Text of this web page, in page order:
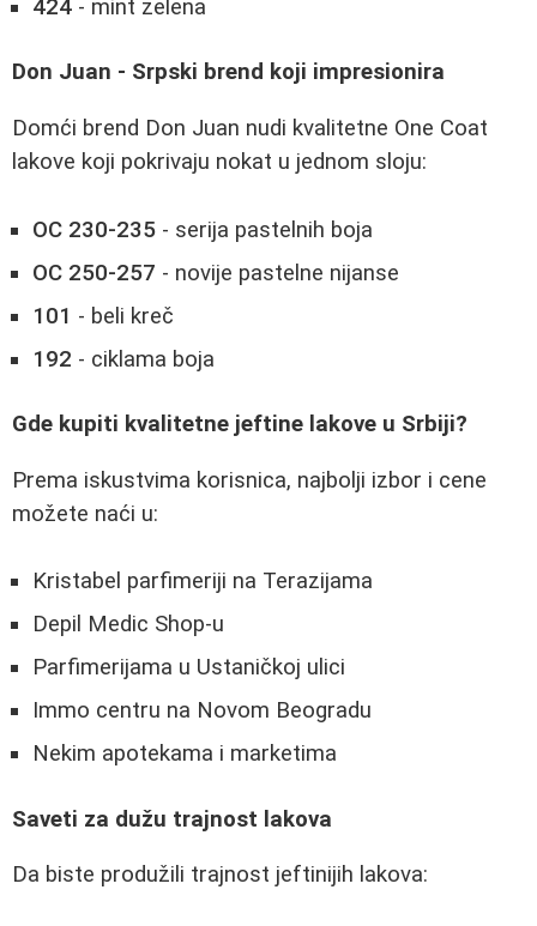
424 - mint zelena
Don Juan - Srpski brend koji impresionira
Domći brend Don Juan nudi kvalitetne One Coat
lakove koji pokrivaju nokat u jednom sloju:
OC 230-235 - serija pastelnih boja
OC 250-257 - novije pastelne nijanse
101 - beli kreč
192 - ciklama boja
Gde kupiti kvalitetne jeftine lakove u Srbiji?
Prema iskustvima korisnica, najbolji izbor i cene
možete naći u:
Kristabel parfimeriji na Terazijama
Depil Medic Shop-u
Parfimerijama u Ustaničkoj ulici
Immo centru na Novom Beogradu
Nekim apotekama i marketima
Saveti za dužu trajnost lakova
Da biste produžili trajnost jeftinijih lakova: